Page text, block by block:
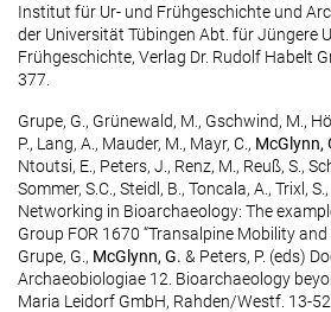
Institut für Ur- und Frühgeschichte und
der Universität Tübingen Abt. für Jüngere
Frühgeschichte, Verlag Dr. Rudolf Habelt
377.
Grupe, G., Grünewald, M., Gschwind, M.,
P., Lang, A., Mauder, M., Mayr, C., McGlynn,
Ntoutsi, E., Peters, J., Renz, M., Reuß, S.,
Sommer, S.C., Steidl, B., Toncala, A., Trixl,
Networking in Bioarchaeology: The
Group FOR 1670 “Transalpine Mobility and
Grupe, G., McGlynn, G. & Peters, P. (eds)
Archaeobiologiae 12. Bioarchaeology
Maria Leidorf GmbH, Rahden/Westf. 13-52.